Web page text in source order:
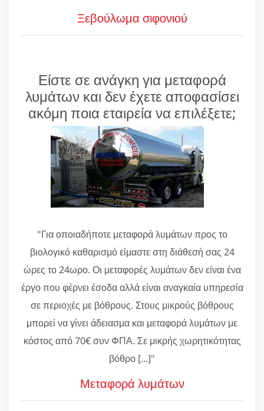
Ξεβούλωμα σιφονιού
Είστε σε ανάγκη για μεταφορά
λυμάτων και δεν έχετε αποφασίσει
ακόμη ποια εταιρεία να επιλέξετε;
"Για οποιαδήποτε μεταφορά λυμάτων προς το
βιολογικό καθαρισμό είμαστε στη διάθεσή σας 24
ώρες το 24ωρο. Οι μεταφορές λυμάτων δεν είναι ένα
έργο που φέρνει έσοδα αλλά είναι αναγκαία υπηρεσία
σε περιοχές με βόθρους. Στους μικρούς βόθρους
μπορεί να γίνει άδειασμα και μεταφορά λυμάτων με
κόστος από 70€ συν ΦΠΑ. Σε μικρής χωρητικότητας
βόθρο [...]"
Μεταφορά λυμάτων